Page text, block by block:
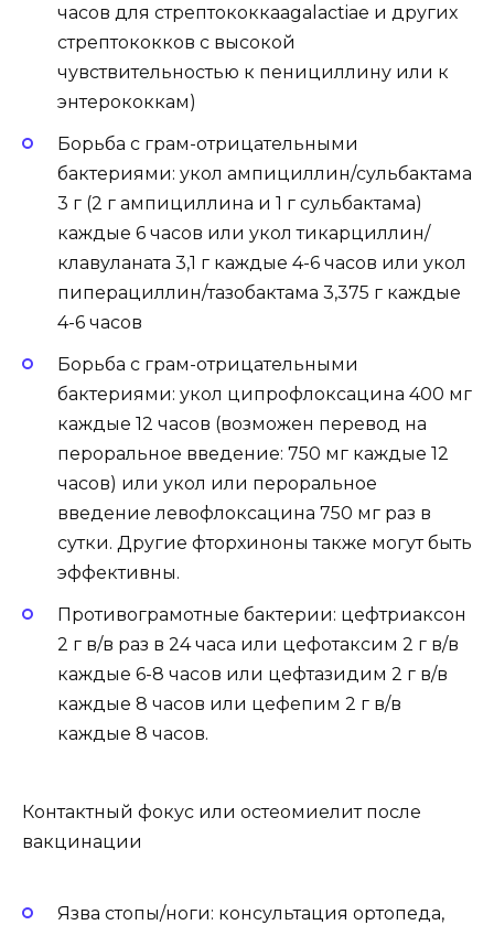
часов для стрептококкаagalactiae и других
стрептококков с высокой
чувствительностью к пенициллину или к
энтерококкам)
Борьба с грам-отрицательными
бактериями: укол ампициллин/сульбактама
3 г (2 г ампициллина и 1 г сульбактама)
каждые 6 часов или укол тикарциллин/
клавуланата 3,1 г каждые 4-6 часов или укол
пиперациллин/тазобактама 3,375 г каждые
4-6 часов
Борьба с грам-отрицательными
бактериями: укол ципрофлоксацина 400 мг
каждые 12 часов (возможен перевод на
пероральное введение: 750 мг каждые 12
часов) или укол или пероральное
введение левофлоксацина 750 мг раз в
сутки. Другие фторхиноны также могут быть
эффективны.
Противограмотные бактерии: цефтриаксон
2 г в/в раз в 24 часа или цефотаксим 2 г в/в
каждые 6-8 часов или цефтазидим 2 г в/в
каждые 8 часов или цефепим 2 г в/в
каждые 8 часов.
Контактный фокус или остеомиелит после
вакцинации
Язва стопы/ноги: консультация ортопеда,